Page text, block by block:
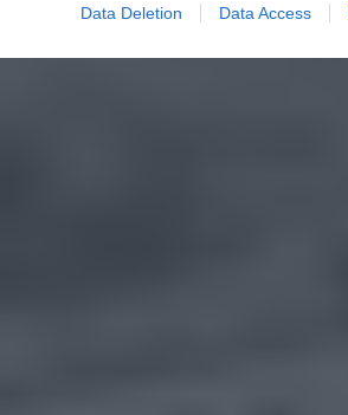
Data Deletion Data Access